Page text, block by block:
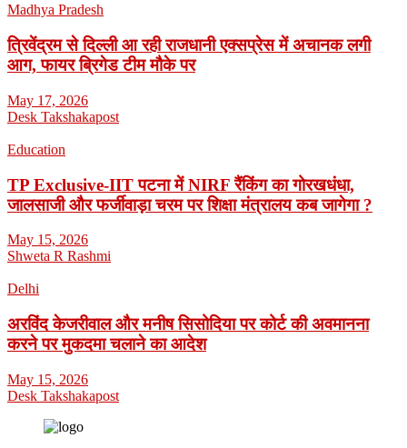
Madhya Pradesh
त्रिवेंद्रम से दिल्ली आ रही राजधानी एक्सप्रेस में अचानक लगी
आग, फायर ब्रिगेड टीम मौके पर
May 17, 2026
Desk Takshakapost
Education
TP Exclusive-IIT पटना में NIRF रैंकिंग का गोरखधंधा,
जालसाजी और फर्जीवाड़ा चरम पर शिक्षा मंत्रालय कब जागेगा ?
May 15, 2026
Shweta R Rashmi
Delhi
अरविंद केजरीवाल और मनीष सिसोदिया पर कोर्ट की अवमानना
करने पर मुकदमा चलाने का आदेश
May 15, 2026
Desk Takshakapost